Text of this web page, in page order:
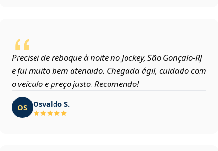
Precisei de reboque à noite no Jockey, São Gonçalo‑RJ
e fui muito bem atendido. Chegada ágil, cuidado com
o veículo e preço justo. Recomendo!
OS Osvaldo S.